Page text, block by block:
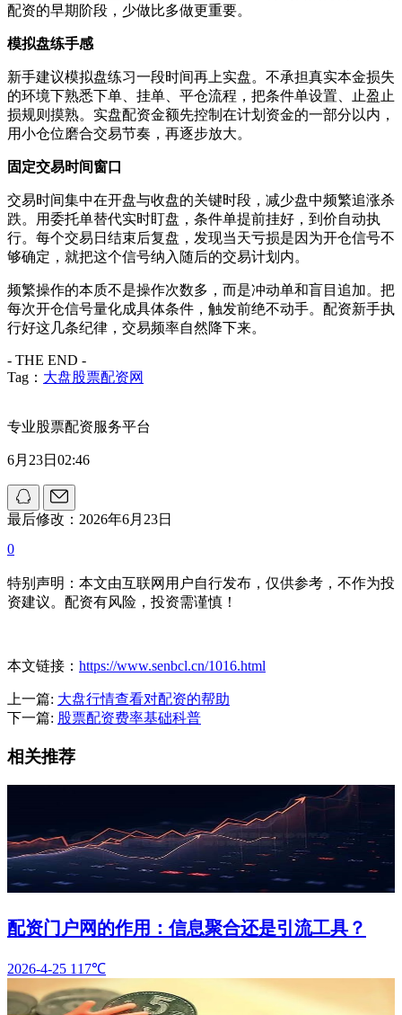
配资的早期阶段，少做比多做更重要。
模拟盘练手感
新手建议模拟盘练习一段时间再上实盘。不承担真实本金损失
的环境下熟悉下单、挂单、平仓流程，把条件单设置、止盈止
损规则摸熟。实盘配资金额先控制在计划资金的一部分以内，
用小仓位磨合交易节奏，再逐步放大。
固定交易时间窗口
交易时间集中在开盘与收盘的关键时段，减少盘中频繁追涨杀
跌。用委托单替代实时盯盘，条件单提前挂好，到价自动执
行。每个交易日结束后复盘，发现当天亏损是因为开仓信号不
够确定，就把这个信号纳入随后的交易计划内。
频繁操作的本质不是操作次数多，而是冲动单和盲目追加。把
每次开仓信号量化成具体条件，触发前绝不动手。配资新手执
行好这几条纪律，交易频率自然降下来。
- THE END -
Tag： 大盘股票配资网
专业股票配资服务平台
6月23日02:46
最后修改：2026年6月23日
0
特别声明：本文由互联网用户自行发布，仅供参考，不作为投
资建议。配资有风险，投资需谨慎！
本文链接： https://www.senbcl.cn/1016.html
上一篇: 大盘行情查看对配资的帮助
下一篇: 股票配资费率基础科普
相关推荐
配资门户网的作用：信息聚合还是引流工具？
2026-4-25 117℃